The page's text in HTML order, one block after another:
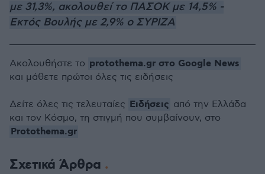
με 31,3%, ακολουθεί το ΠΑΣΟΚ με 14,5% -
Εκτός Βουλής με 2,9% ο ΣΥΡΙΖΑ
Σχετικά Άρθρα
Ακολουθήστε το protothema.gr στο Google News
και μάθετε πρώτοι όλες τις ειδήσεις
Δείτε όλες τις τελευταίες Ειδήσεις από την Ελλάδα
και τον Κόσμο, τη στιγμή που συμβαίνουν, στο
Protothema.gr